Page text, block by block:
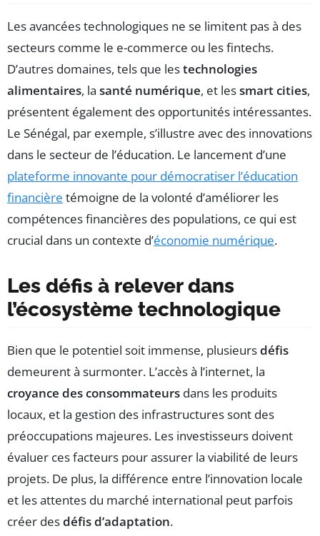
Les avancées technologiques ne se limitent pas à des
secteurs comme le e-commerce ou les fintechs.
D’autres domaines, tels que lestechnologies
alimentaires, la santé numérique, et lessmart cities,
présentent également des opportunités intéressantes.
Le Sénégal, par exemple, s’illustre avec des innovations
dans le secteur de l’éducation. Le lancement d’une
plateforme innovante pour démocratiser l’éducation
financière témoigne de la volonté d’améliorer les
compétences financières des populations, ce qui est
crucial dans un contexte d’économie numérique.
Les défis à relever dans
l’écosystème technologique
Bien que le potentiel soit immense, plusieursdéfis
demeurent à surmonter. L’accès à l’internet, la
croyance des consommateurs dans les produits
locaux, et la gestion des infrastructures sont des
préoccupations majeures. Les investisseurs doivent
évaluer ces facteurs pour assurer la viabilité de leurs
projets. De plus, la différence entre l’innovation locale
et les attentes du marché international peut parfois
créer desdéfis d’adaptation.